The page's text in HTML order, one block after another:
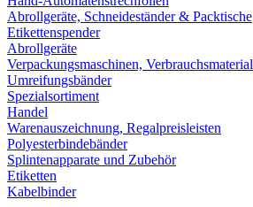
Abrollgeräte, Schneideständer & Packtische
Etikettenspender
Abrollgeräte
Verpackungsmaschinen, Verbrauchsmaterial
Umreifungsbänder
Spezialsortiment
Handel
Warenauszeichnung, Regalpreisleisten
Polyesterbindebänder
Splintenapparate und Zubehör
Etiketten
Kabelbinder